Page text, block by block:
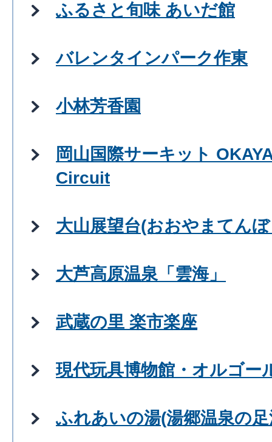
ふるさと旬味 あいだ館
バレンタインパーク作東
小林芳香園
岡山国際サーキット
Circuit
大山展望台(おおやまてん
大芦高原温泉「雲海」
武蔵の里 楽市楽座
現代玩具博物館・オルゴー
ふれあいの湯(湯郷温泉の